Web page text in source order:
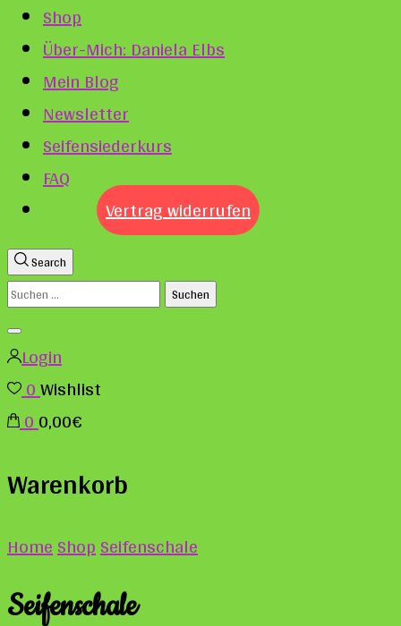
Shop
Über-Mich: Daniela Elbs
Mein Blog
Newsletter
Seifensiederkurs
FAQ
Vertrag widerrufen
Search
Suchen
nach:
Login
0Wishlist
00,00€
Warenkorb
HomeShopSeifenschale
Seifenschale